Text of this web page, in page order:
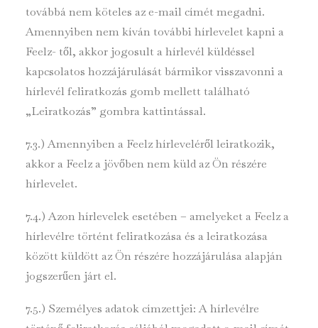
továbbá nem köteles az e-mail címét megadni.
Amennyiben nem kíván további hírlevelet kapni a
Feelz- től, akkor jogosult a hírlevél küldéssel
kapcsolatos hozzájárulását bármikor visszavonni a
hírlevél feliratkozás gomb mellett található
„Leiratkozás” gombra kattintással.
7.3.) Amennyiben a Feelz hírleveléről leiratkozik,
akkor a Feelz a jövőben nem küld az Ön részére
hírlevelet.
7.4.) Azon hírlevelek esetében – amelyeket a Feelz a
hírlevélre történt feliratkozása és a leiratkozása
között küldött az Ön részére hozzájárulása alapján
jogszerűen járt el.
7.5.) Személyes adatok címzettjei: A hírlevélre